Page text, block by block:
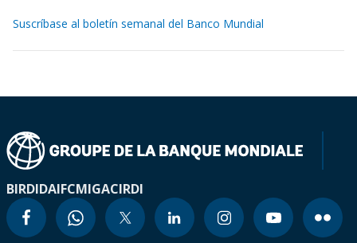
Suscríbase al boletín semanal del Banco Mundial
BIRDIDAIFCMIGACIRDI